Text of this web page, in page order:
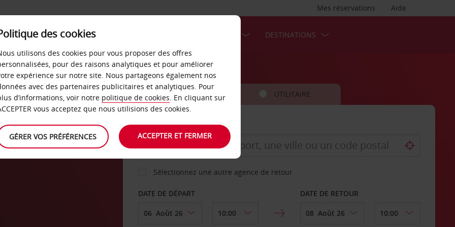
Aide
Mes réservations
LIBRE-SERVICE DESTINATIONS
VOITURE UTILITAIRE
AGENCE DE DÉPART
Sélectionnez une autre agence de retour
DATE DE DÉPART DATE DE RETOUR
des cookies
utilisons des cookies pour vous proposer des offres
pour des raisons analytiques et pour améliorer
expérience sur notre site. Nous partageons également nos
avec des partenaires publicitaires et analytiques. Pour
d’informations, voir notre politique de cookies. En cliquant sur
vous acceptez que nous utilisions des cookies.
GÉRER VOS PRÉFÉRENCES ACCEPTER ET FERMER